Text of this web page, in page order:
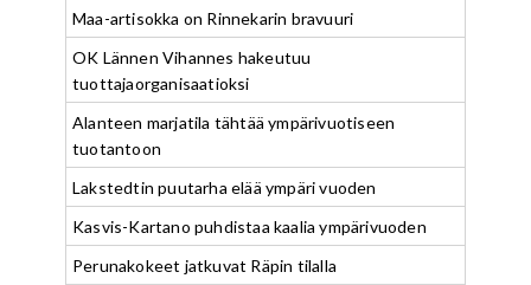
Maa-artisokka on Rinnekarin bravuuri
OK Lännen Vihannes hakeutuu
tuottajaorganisaatioksi
Alanteen marjatila tähtää ympärivuotiseen
tuotantoon
Lakstedtin puutarha elää ympäri vuoden
Kasvis-Kartano puhdistaa kaalia ympärivuoden
Perunakokeet jatkuvat Räpin tilalla